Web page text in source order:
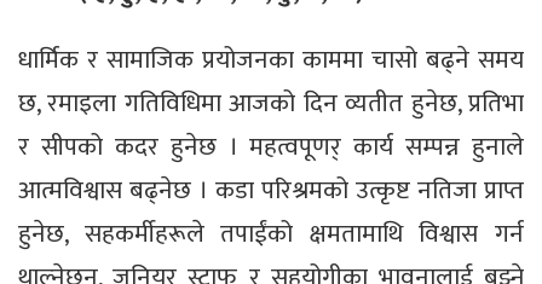
धार्मिक र सामाजिक प्रयोजनका काममा चासो बढ्ने समय
छ, रमाइला गतिविधिमा आजको दिन व्यतीत हुनेछ, प्रतिभा
र सीपको कदर हुनेछ । महत्वपूणर् कार्य सम्पन्न हुनाले
आत्मविश्वास बढ्नेछ । कडा परिश्रमको उत्कृष्ट नतिजा प्राप्त
हुनेछ, सहकर्मीहरूले तपाईंको क्षमतामाथि विश्वास गर्न